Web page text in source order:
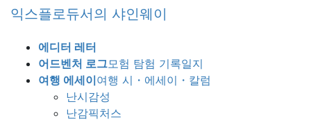
Skip
Skip
Navigation
익스플로듀서의 샤인웨이
에디터 레터
어드벤처 로그모험 탐험 기록일지
여행 에세이여행 시・에세이・칼럼
난시감성
난감픽처스